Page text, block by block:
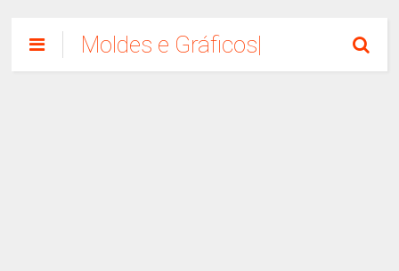
Moldes e Gráficos|
Como Fazer